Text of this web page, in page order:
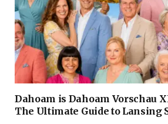
Dahoam is Dahoam Vorschau
The Ultimate Guide to Lansing